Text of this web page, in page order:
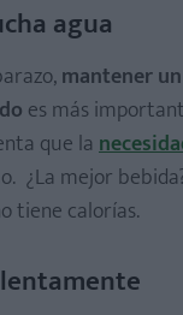
agua
mantener
es más
que la
¿La mejor
tiene calorías.